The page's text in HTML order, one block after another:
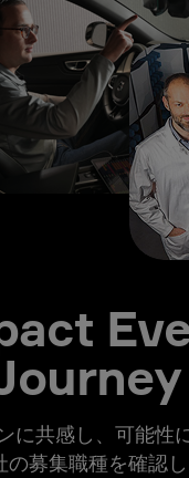
に共感し、可能性
の募集職種を確認